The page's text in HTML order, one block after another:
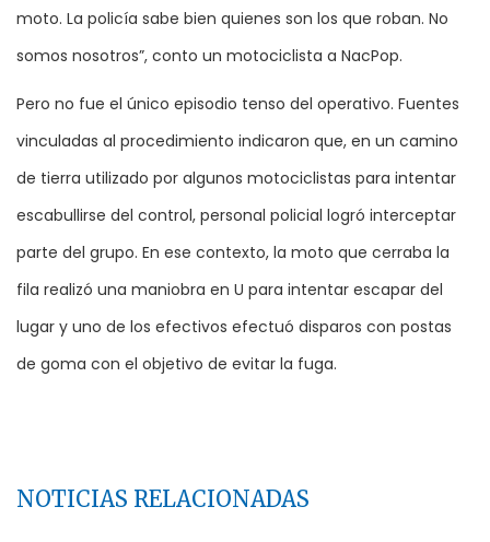
moto. La policía sabe bien quienes son los que roban. No
somos nosotros”, conto un motociclista a NacPop.
Pero no fue el único episodio tenso del operativo. Fuentes
vinculadas al procedimiento indicaron que, en un camino
de tierra utilizado por algunos motociclistas para intentar
escabullirse del control, personal policial logró interceptar
parte del grupo. En ese contexto, la moto que cerraba la
fila realizó una maniobra en U para intentar escapar del
lugar y uno de los efectivos efectuó disparos con postas
de goma con el objetivo de evitar la fuga.
NOTICIAS RELACIONADAS